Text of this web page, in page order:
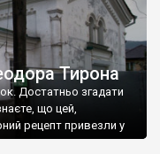
Тирона
Достатньо згадати
що цей,
рецепт привезли у